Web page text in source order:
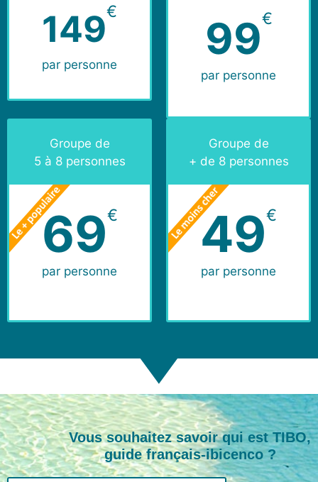
149€
par personne
99€
par personne
Groupe de
5 à 8 personnes
69€
par personne
Groupe de
+ de 8 personnes
49€
par personne
Vous souhaitez savoir qui est TIBO,
guide français-ibicenco ?